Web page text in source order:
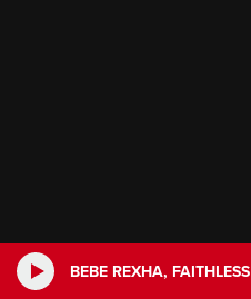
BEBE REXHA, FAITHLESS